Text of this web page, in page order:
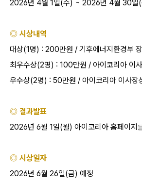
2026년 4월 1일(수) ~ 2026년 4월 30일(
◎ 시상내역
대상(1명) : 200만원 / 기후에너지환경부
최우수상(2명) : 100만원 / 아이코리아 이
우수상(2명) : 50만원 / 아이코리아 이사장
◎ 결과발표
2026년 6월 1일(월) 아이코리아 홈페이지
◎ 시상일자
2026년 6월 26일(금) 예정